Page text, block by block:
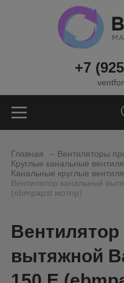
+7
Главная Вентиляторы
Круглые канальные
Канальные круглые
Вентилятор канальный
(ebmpapst мотор)
вытяжной